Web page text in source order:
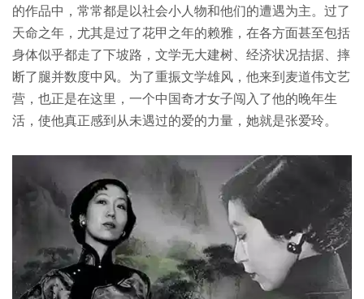
的作品中，常常都是以社会小人物和他们的遭遇为主。过了
天命之年，尤其是过了花甲之年的赖雅，在各方面甚至包括
身体似乎都走了下坡路，文学无大建树、经济状况拮据、摔
断了腿并数度中风。为了重振文学雄风，他来到麦道伟文艺
营，也正是在这里，一个中国奇才女子闯入了他的晚年生
活，使他真正感到从未遇过的爱的力量，她就是张爱玲。